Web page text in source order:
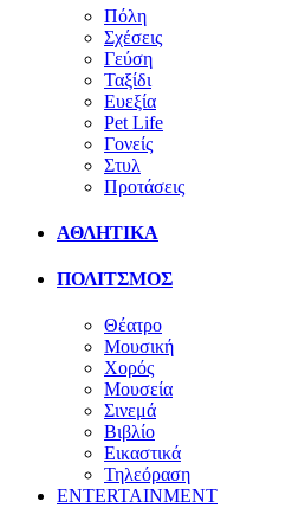
Πόλη
Σχέσεις
Γεύση
Ταξίδι
Ευεξία
Pet Life
Γονείς
Στυλ
Προτάσεις
ΑΘΛΗΤΙΚΑ
ΠΟΛΙΤΣΜΟΣ
Θέατρο
Μουσική
Χορός
Μουσεία
Σινεμά
Βιβλίο
Εικαστικά
Τηλεόραση
ENTERTAINMENT